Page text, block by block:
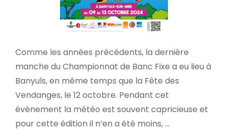
Comme les années précédents, la dernière
manche du Championnat de Banc Fixe a eu lieu à
Banyuls, en même temps que la Fête des
Vendanges, le 12 octobre. Pendant cet
évènement la météo est souvent capricieuse et
pour cette édition il n’en a été moins, …